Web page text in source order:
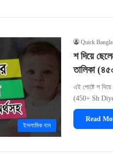
ইসলামিক নাম
Quick Bangla
শ দিয়ে
তালিকা
এই পোষ্টে শ
(450+ Sh
Read